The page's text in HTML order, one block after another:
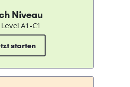
Niveau
A1-C1
starten